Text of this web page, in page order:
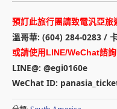
預訂此旅行團請致電汎亞旅
溫哥華: (604) 284-0283 /
或請使用LINE/WeChat諮詢
LINE@: @egi0160e
WeChat ID: